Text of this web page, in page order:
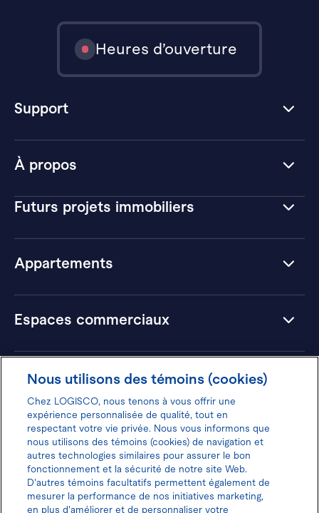
À propos
Futurs projets immobiliers
Appartements
Espaces commerciaux
Hôtels
Heures d’ouverture
Support
Donnez votre avis pour gagner 100$
Nous utilisons des témoins (cookies)
Chez LOGISCO, nous tenons à vous offrir une
expérience personnalisée de qualité, tout en
respectant votre vie privée. Nous vous informons que
nous utilisons des témoins (cookies) de navigation et
autres technologies similaires pour assurer le bon
fonctionnement et la sécurité de notre site Web.
D'autres témoins facultatifs permettent également de
mesurer la performance de nos initiatives marketing,
en plus d'améliorer et de personnaliser votre